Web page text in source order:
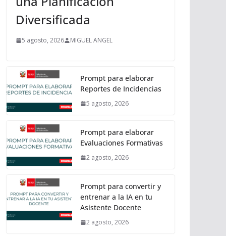
Diversificada
5 agosto, 2026 MIGUEL ANGEL
Prompt para elaborar
Reportes de Incidencias
5 agosto, 2026
Prompt para elaborar
Evaluaciones Formativas
2 agosto, 2026
Prompt para convertir y
entrenar a la IA en tu
Asistente Docente
2 agosto, 2026